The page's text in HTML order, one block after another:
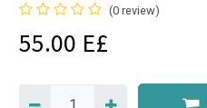
(0 review)
55.00 E£